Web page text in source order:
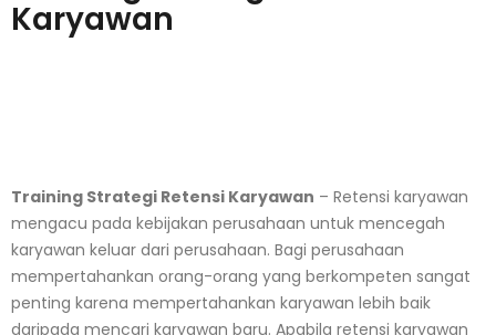
Karyawan
Training Strategi Retensi Karyawan – Retensi karyawan
mengacu pada kebijakan perusahaan untuk mencegah
karyawan keluar dari perusahaan. Bagi perusahaan
mempertahankan orang-orang yang berkompeten sangat
penting karena mempertahankan karyawan lebih baik
daripada mencari karyawan baru. Apabila retensi karyawan